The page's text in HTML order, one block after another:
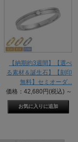
【納期約3週間】【選べ
る素材＆誕生石】【刻印
無料】セミオーダ...
価格：42,680円(税込) ～